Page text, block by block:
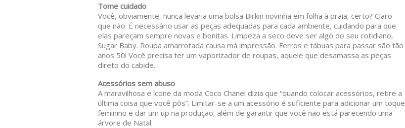
Tome cuidado
Você, obviamente, nunca levaria uma bolsa Birkin novinha em folha à praia, certo? Claro
que não. É necessário usar as peças adequadas para cada ambiente, cuidando para que
elas pareçam sempre novas e bonitas. Limpeza a seco deve ser algo do seu cotidiano,
Sugar Baby. Roupa amarrotada causa má impressão. Ferros e tábuas para passar são tão
anos 50! Você precisa ter um vaporizador de roupas, aquele que desamassa as peças
direto do cabide.
Acessórios sem abuso
A maravilhosa e ícone da moda Coco Chanel dizia que “quando colocar acessórios, retire a
última coisa que você pôs”. Limitar-se a um acessório é suficiente para adicionar um toque
feminino e dar um up na produção, além de garantir que você não está parecendo uma
árvore de Natal.